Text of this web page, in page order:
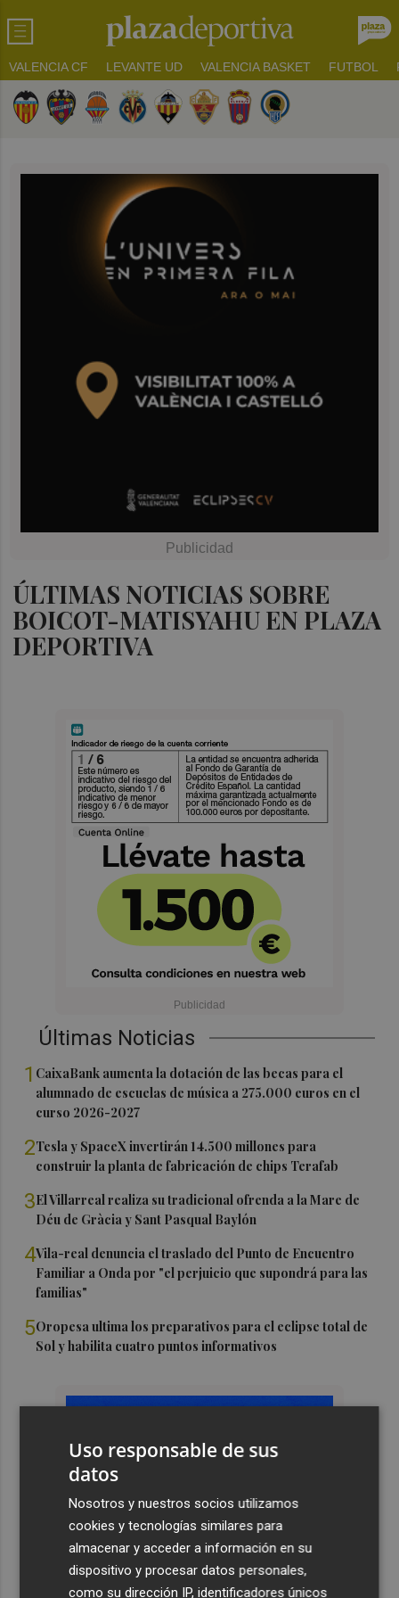
VALENCIA CF LEVANTE UD VALENCIA BASKET FUTBOL
ÚLTIMAS NOTICIAS SOBRE
BOICOT-MATISYAHU EN PLAZA
DEPORTIVA
Últimas Noticias
1 CaixaBank aumenta la dotación de las becas para el
alumnado de escuelas de música a 275.000 euros en el
curso 2026-2027
2Tesla y SpaceX invertirán 14.500 millones para
construir la planta de fabricación de chips Terafab
3El Villarreal realiza su tradicional ofrenda a la Mare de
Déu de Gràcia y Sant Pasqual Baylón
4Vila-real denuncia el traslado del Punto de Encuentro
Familiar a Onda por "el perjuicio que supondrá para las
familias"
5Oropesa ultima los preparativos para el eclipse total de
Sol y habilita cuatro puntos informativos
Uso responsable de sus
datos
Nosotros y nuestros socios utilizamos
cookies y tecnologías similares para
almacenar y acceder a información en su
dispositivo y procesar datos personales,
como su dirección IP, identificadores únicos